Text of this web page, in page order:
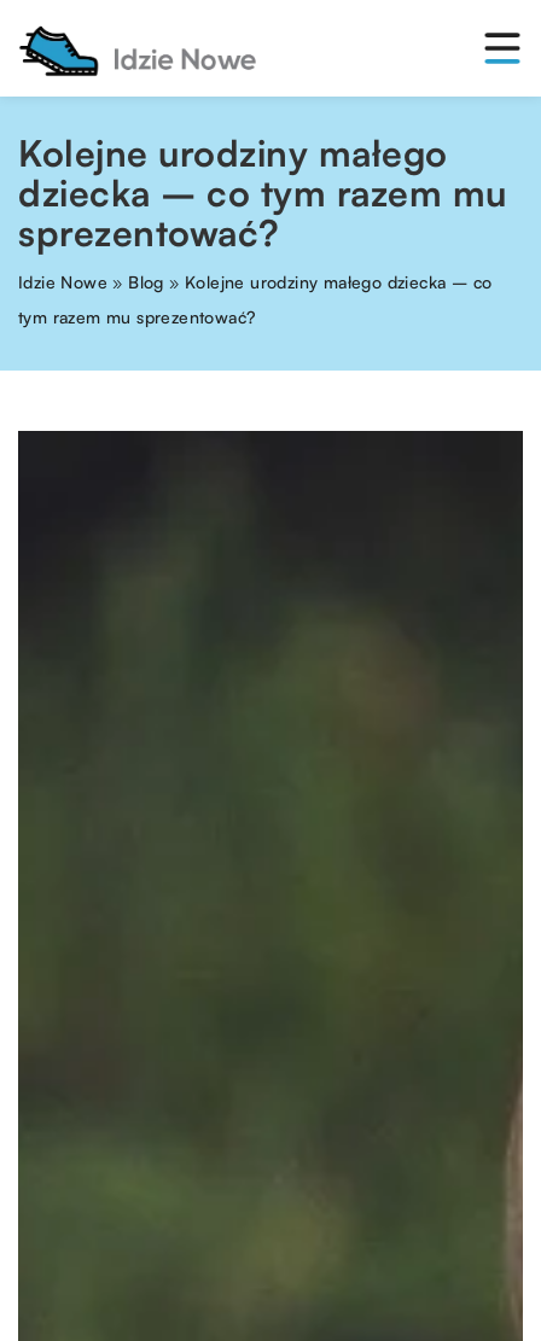
Kolejne urodziny małego
dziecka – co tym razem mu
sprezentować?
Idzie Nowe » Blog » Kolejne urodziny małego dziecka – co
tym razem mu sprezentować?